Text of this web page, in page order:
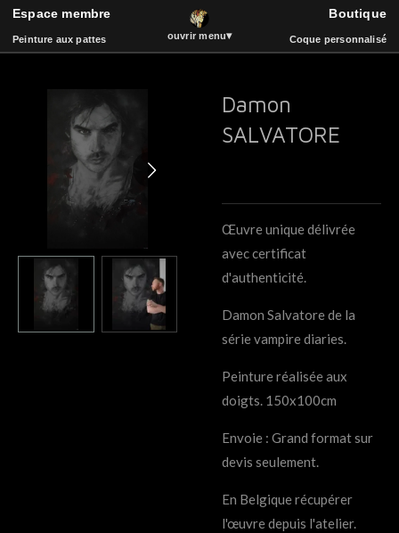
Espace membre
Peinture aux pattes ouvrir menu▾
Boutique
Coque personnalisé
Espace membre
Peinture aux pattes
Coque de téléphone
Événements
Boutique
La vidéothèque
Passer
au
ART
Damon
SALVATORE
Œuvre unique délivrée
avec certificat
d'authenticité.
Damon Salvatore de la
série vampire diaries.
Peinture réalisée aux
doigts. 150x100cm
Envoie : Grand format sur
devis seulement.
En Belgique récupérer
l'œuvre depuis l'atelier.